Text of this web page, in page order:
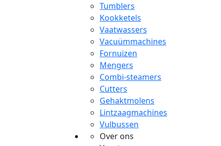
Tumblers
Kookketels
Vaatwassers
Vacuümmachines
Fornuizen
Mengers
Combi-steamers
Cutters
Gehaktmolens
Lintzaagmachines
Vulbussen
Over ons